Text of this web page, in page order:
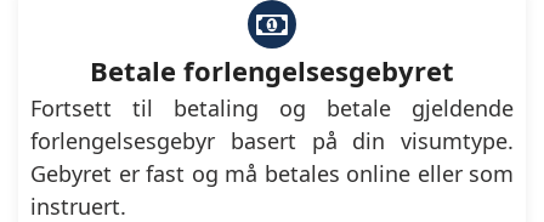
Betale forlengelsesgebyret
Fortsett til betaling og betale gjeldende
forlengelsesgebyr basert på din visumtype.
Gebyret er fast og må betales online eller som
instruert.